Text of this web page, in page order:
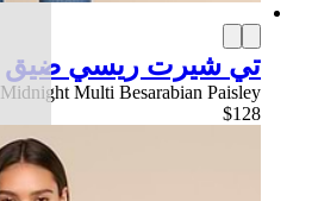
تي شيرت ريسي ضيق
Midnight Multi Besarabian Paisley
$128